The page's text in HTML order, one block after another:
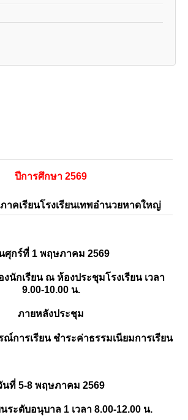
ปีการศึกษา 2569
าคเรียนโรงเรียนเทพอำนวยหาดใหญ่
ศุกร์ที่ 1 พฤษภาคม 2569
นักเรียน ณ ห้องประชุมโรงเรียน เวลา
9.00-10.00 น.
ภายหลังประชุม
การเรียน ชำระค่าธรรมเนียมการเรียน
นที่ 5-8 พฤษภาคม 2569
ระดับอนุบาล 1 เวลา 8.00-12.00 น.